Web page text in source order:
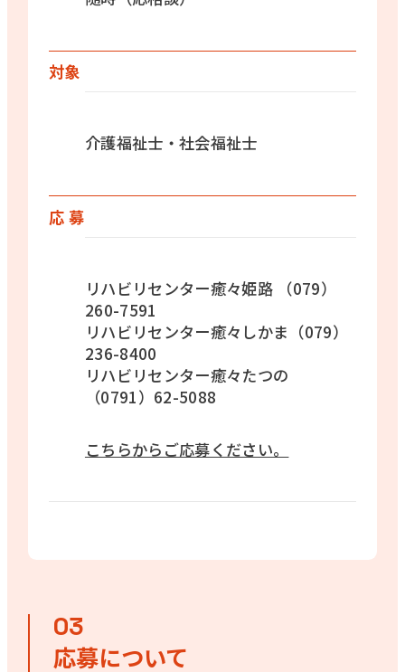
対象
介護福祉士・社会福祉士
応 募
リハビリセンター癒々姫路 （079）
260-7591
リハビリセンター癒々しかま（079）
236-8400
リハビリセンター癒々たつの
（0791）62-5088
こちらからご応募ください。
応募について